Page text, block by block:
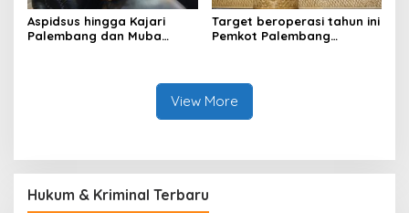
Aspidsus hingga Kajari
Palembang dan Muba
Target beroperasi tahun ini
Pemkot Palembang
View More
Hukum & Kriminal Terbaru